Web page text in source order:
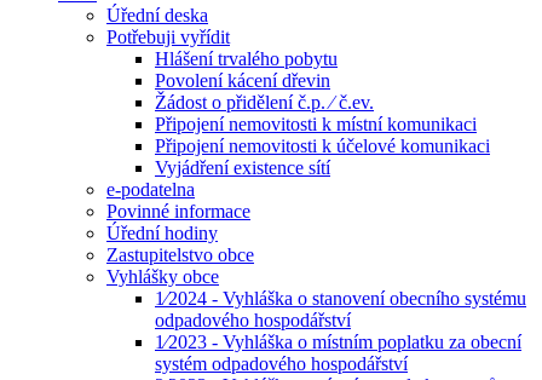
Úřední deska
Potřebuji vyřídit
Hlášení trvalého pobytu
Povolení kácení dřevin
Žádost o přidělení č.p. ⁄ č.ev.
Připojení nemovitosti k místní komunikaci
Připojení nemovitosti k účelové komunikaci
Vyjádření existence sítí
e-podatelna
Povinné informace
Úřední hodiny
Zastupitelstvo obce
Vyhlášky obce
1⁄2024 - Vyhláška o stanovení obecního systému
odpadového hospodářství
1⁄2023 - Vyhláška o místním poplatku za obecní
systém odpadového hospodářství